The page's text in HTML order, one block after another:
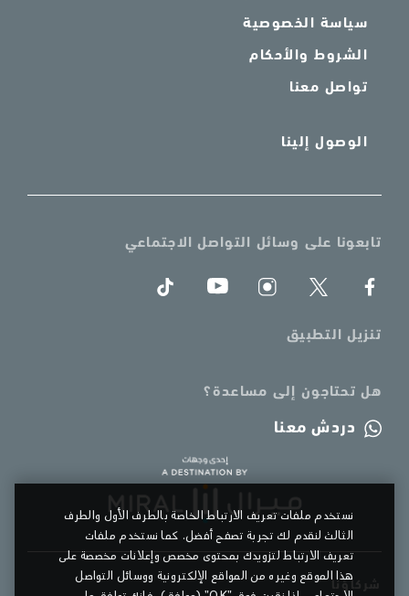
سياسة الخصوصية
الشروط والأحكام
تواصل معنا
الوصول إلينا
تابعونا على وسائل التواصل الاجتماعي
تنزيل التطبيق
هل تحتاجون إلى مساعدة؟
دردش معنا
نستخدم ملفات تعريف الارتباط الخاصة بالطرف الأول والطرف
الثالث لنقدم لك تجربة تصفح أفضل. كما نستخدم ملفات
تعريف الارتباط لتزويدك بمحتوى مخصص وإعلانات مخصصة على
هذا الموقع وغيره من المواقع الإلكترونية ووسائل التواصل